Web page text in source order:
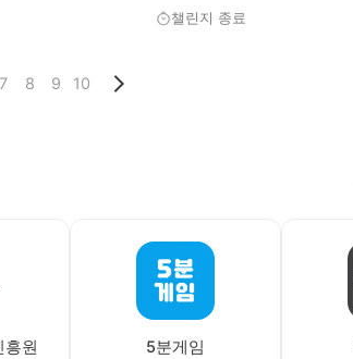
챌린지 종료
7 8 9 10
흥원 5분게임